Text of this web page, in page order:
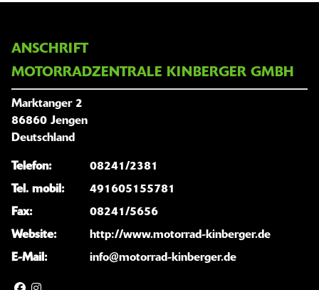
ANSCHRIFT
MOTORRADZENTRALE KINBERGER GMBH
Marktanger 2
86860 Jengen
Deutschland
Telefon:
08241/2381
Tel. mobil:
491605155781
Fax:
08241/5656
Website:
http://www.motorrad-kinberger.de
E-Mail:
info@motorrad-kinberger.de